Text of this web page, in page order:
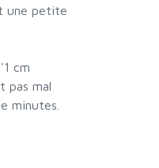
une petite
cm
pas mal
minutes.